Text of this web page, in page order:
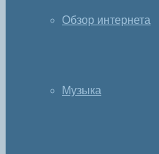
Обзор интернета
Музыка